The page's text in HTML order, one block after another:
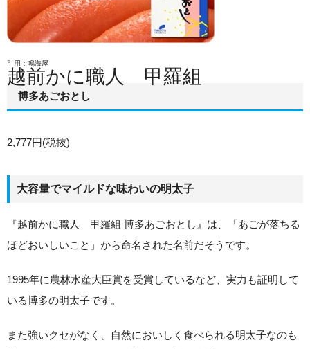
引用：鳴海屋
越前かに職人 甲羅組
博多あごおとし
2,777円(税抜)
大容量でマイルドな味わいの明太子
『越前かに職人 甲羅組 博多あごおとし』は、「あごが落ちる
ほどおいしいこと」から命名された名前だそうです。
1995年に農林水産大臣賞を受賞しているなど、実力も証明して
いる博多の明太子です。
また強いクセがなく、自然においしく食べられる明太子なのも